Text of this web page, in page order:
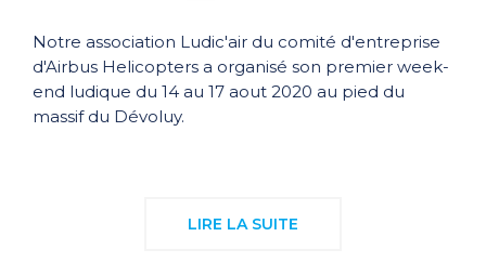
Notre association Ludic'air du comité d'entreprise
d'Airbus Helicopters a organisé son premier week-
end ludique du 14 au 17 aout 2020 au pied du
massif du Dévoluy.
LIRE LA SUITE